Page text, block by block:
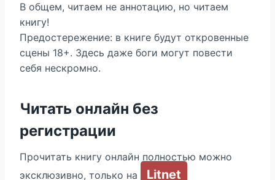
В общем, читаем не аннотацию, но читаем
книгу!
Предостережение: в книге будут откровенные
сцены 18+. Здесь даже боги могут повести
себя нескромно.
Читать онлайн без
регистрации
Прочитать книгу онлайн полностью можно
эксклюзивно, только на
Litnet